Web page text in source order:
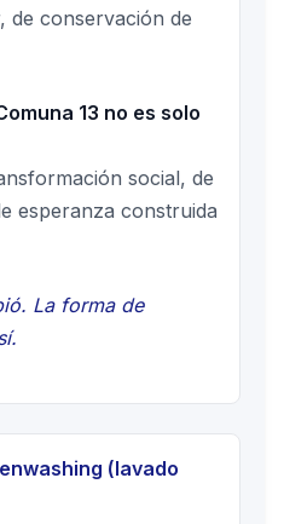
de conservación de
13 no es solo
social, de
esperanza construida
La forma de
(lavado